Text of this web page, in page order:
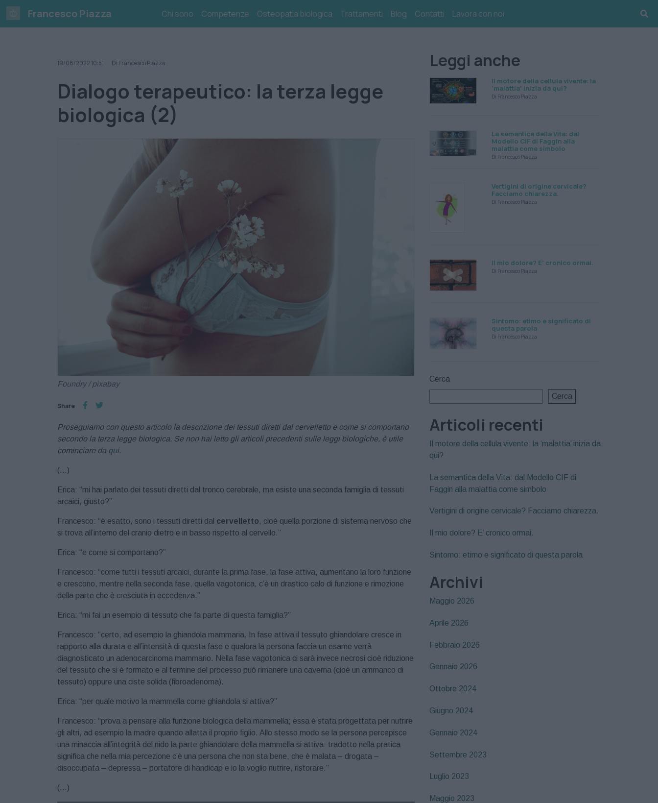
Skip
content
Francesco Piazza Chi sono Competenze Osteopatia biologica Trattamenti Blog Contatti Lavora con noi
19/08/2022 10:51 Di Francesco Piazza
Dialogo terapeutico: la terza legge
biologica (2)
Foundry / pixabay
Share
Proseguiamo con questo articolo la descrizione dei tessuti diretti dal cervelletto e come si comportano
secondo la terza legge biologica. Se non hai letto gli articoli precedenti sulle leggi biologiche, è utile
cominciare da qui.
(…)
Erica: “mi hai parlato dei tessuti diretti dal tronco cerebrale, ma esiste una seconda famiglia di tessuti
arcaici, giusto?”
Francesco: “è esatto, sono i tessuti diretti dal cervelletto, cioè quella porzione di sistema nervoso che
si trova all’interno del cranio dietro e in basso rispetto al cervello.”
Erica: “e come si comportano?”
Francesco: “come tutti i tessuti arcaici, durante la prima fase, la fase attiva, aumentano la loro funzione
e crescono, mentre nella seconda fase, quella vagotonica, c’è un drastico calo di funzione e rimozione
della parte che è cresciuta in eccedenza.”
Erica: “mi fai un esempio di tessuto che fa parte di questa famiglia?”
Francesco: “certo, ad esempio la ghiandola mammaria. In fase attiva il tessuto ghiandolare cresce in
rapporto alla durata e all’intensità di questa fase e qualora la persona faccia un esame verrà
diagnosticato un adenocarcinoma mammario. Nella fase vagotonica ci sarà invece necrosi cioè riduzione
del tessuto che si è formato e al termine del processo può rimanere una caverna (cioè un ammanco di
tessuto) oppure una ciste solida (fibroadenoma).
Erica: “per quale motivo la mammella come ghiandola si attiva?”
Francesco: “prova a pensare alla funzione biologica della mammella; essa è stata progettata per nutrire
gli altri, ad esempio la madre quando allatta il proprio figlio. Allo stesso modo se la persona percepisce
una minaccia all’integrità del nido la parte ghiandolare della mammella si attiva: tradotto nella pratica
significa che nella mia percezione c’è una persona che non sta bene, che è malata – drogata –
disoccupata – depressa – portatore di handicap e io la voglio nutrire, ristorare.”
(…)
Leggi anche
Il motore della cellula vivente: la
‘malattia’ inizia da qui?
Di Francesco Piazza
La semantica della Vita: dal
Modello CIF di Faggin alla
malattia come simbolo
Di Francesco Piazza
Vertigini di origine cervicale?
Facciamo chiarezza.
Di Francesco Piazza
Il mio dolore? E’ cronico ormai.
Di Francesco Piazza
Sintomo: etimo e significato di
questa parola
Di Francesco Piazza
Cerca
Cerca
Articoli recenti
Il motore della cellula vivente: la ‘malattia’ inizia da
qui?
La semantica della Vita: dal Modello CIF di
Faggin alla malattia come simbolo
Vertigini di origine cervicale? Facciamo chiarezza.
Il mio dolore? E’ cronico ormai.
Sintomo: etimo e significato di questa parola
Archivi
Maggio 2026
Aprile 2026
Febbraio 2026
Gennaio 2026
Ottobre 2024
Giugno 2024
Gennaio 2024
Settembre 2023
Luglio 2023
Maggio 2023